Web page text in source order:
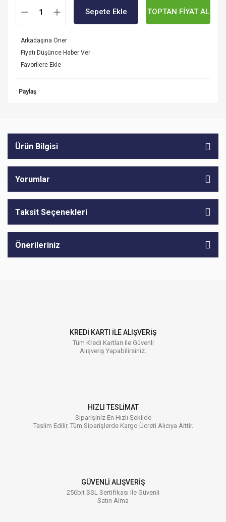
Sepete Ekle TOPTAN FİYAT AL
Arkadaşına Öner
Fiyatı Düşünce Haber Ver
Paylaş
Ürün Bilgisi
Yorumlar
Taksit Seçenekleri
Önerileriniz
KREDİ KARTI İLE ALIŞVERİŞ
Tüm Kredi Kartları ile Güvenli
Alışveriş Yapabilirsiniz.
HIZLI TESLİMAT
Siparişiniz En Hızlı Şekilde
Teslim Edilir. Tüm Siparişlerde Kargo Ücreti Alıcıya Aittir.
GÜVENLİ ALIŞVERİŞ
256bit SSL Sertifikası ile Güvenli
Satın Alma